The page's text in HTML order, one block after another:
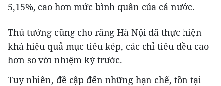
5,15%, cao hơn mức bình quân của cả nước.
Thủ tướng cũng cho rằng Hà Nội đã thực hiện
khá hiệu quả mục tiêu kép, các chỉ tiêu đều cao
hơn so với nhiệm kỳ trước.
Tuy nhiên, đề cập đến những hạn chế, tồn tại